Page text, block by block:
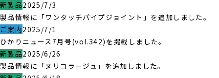
新製品2025/7/3
製品情報に「ワンタッチパイプジョイント」を追加しました。
ご案内2025/7/1
ひかりニュース7月号(vol.342)を掲載しました。
新製品2025/6/26
製品情報に「ヌリコラージュ」を追加しました。